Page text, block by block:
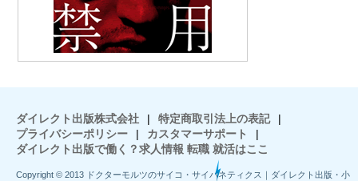
ダイレクト出版株式会社 | 特定商取引法上の表記
|
プライバシーポリシー
| カスタマーサポート
|
ダイレクト出版で働く？求人情報 転職 就活はここ
Copyright © 2013 ドクターモルツのサイコ・サイバネティクス｜ダイレクト出版・小